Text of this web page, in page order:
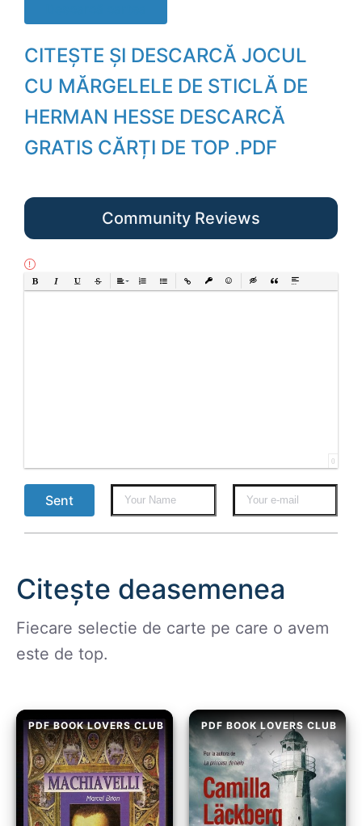
CITEȘTE ȘI DESCARCĂ JOCUL
CU MĂRGELELE DE STICLĂ DE
HERMAN HESSE DESCARCĂ
GRATIS CĂRȚI DE TOP .PDF
Community Reviews
Bold Italic UnderlineStrikethrough
AlignOrdered List
Unordered List
Insert LinkInsert protected link
EmoticonsInsert hidden text
Insert Quote
Insert spoiler
0
Sent
Citește deasemenea
Fiecare selectie de carte pe care o avem
este de top.
PDF BOOK LOVERS CLUB PDF BOOK LOVERS CLUB